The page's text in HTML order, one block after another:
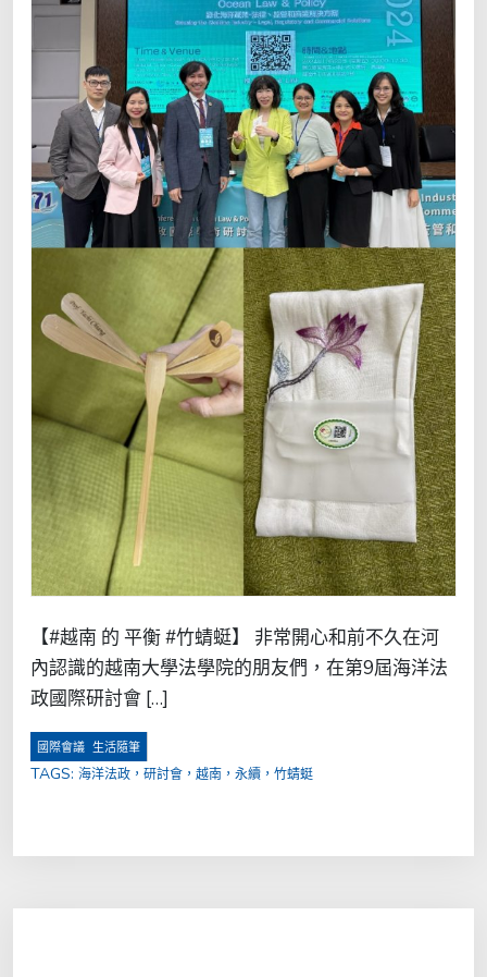
【#越南 的 平衡 #竹蜻蜓】 非常開心和前不久在河
內認識的越南大學法學院的朋友們，在第9屆海洋法
政國際研討會 […]
國際會議 生活隨筆
TAGS: 海洋法政，研討會，越南，永續，竹蜻蜓